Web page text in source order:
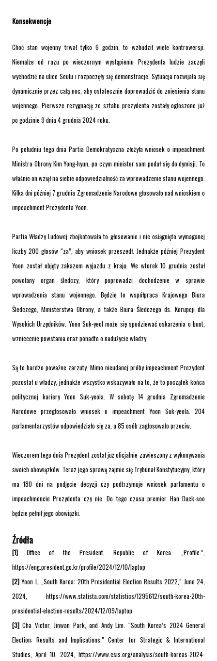
Konsekwencje
Choć stan wojenny trwał tylko 6 godzin, to wzbudził wiele kontrowersji.
Niemalże od razu po wieczornym wystąpieniu Prezydenta ludzie zaczęli
wychodzić na ulice Seulu i rozpoczęły się demonstracje. Sytuacja rozwijała się
dynamicznie przez całą noc, aby ostatecznie doprowadzić do zniesienia stanu
wojennego. Pierwsze rezygnację ze sztabu prezydenta zostały ogłoszone już
po godzinie 9 dnia 4 grudnia 2024 roku.
Po południu tego dnia Partia Demokratyczna złożyła wniosek o impeachment
Ministra ObronyKim Yong-hyun, po czym minister sam podał się do dymisji. To
właśnie on wziął na siebie odpowiedzialność za wprowadzenie stanu wojennego.
Kilka dni później 7 grudnia Zgromadzenie Narodowe głosowało nad wnioskiem o
impeachment Prezydenta Yoon.
Partia Władzy Ludowej zbojkotowała to głosowanie i nie osiągnięto wymaganej
liczby 200 głosów “za”, aby wniosek przeszedł. Jednakże później Prezydent
Yoon został objęty zakazem wyjazdu z kraju. We wtorek 10 grudnia został
powołany organ śledczy, który poprowadzi dochodzenie w sprawie
wprowadzenia stanu wojennego. Będzie to współpraca Krajowego Biura
Śledczego, Ministerstwa Obrony, a także Biura Śledczego ds. Korupcji dla
Wysokich Urzędników. Yoon Suk-yeol może się spodziewać oskarżenia o bunt,
wzniecenie powstania oraz ponadto o nadużycie władzy.
Są to bardzo poważne zarzuty. Mimo nieudanej próby impeachment Prezydent
pozostał u władzy, jednakże wszystko wskazywało na to, że to początek końca
politycznej kariery Yoon Suk-yeola. W sobotę 14 grudnia Zgromadzenie
Narodowe przegłosowało wniosek o impeachment Yoon Suk-yeola. 204
parlamentarzystów odpowiedziało się za, a 85 osób zagłosowało przeciw.
Wieczorem tego dnia Prezydent został już oficjalnie zawieszony z wykonywania
swoich obowiązków. Teraz jego sprawą zajmie się Trybunał Konstytucyjny, który
ma 180 dni na podjęcie decyzji czy podtrzymuje wniosek parlamentu o
impeachmencie Prezydenta czy nie. Do tego czasupremier Han Duck-soo
będzie pełnił jego obowiązki.
Źródła
[1] Office of the President, Republic of Korea. „Profile.”,
https://eng.president.go.kr/profile/2024/12/10/laptop
[2]Yoon L. „South Korea: 20th Presidential Election Results 2022,” June 24,
2024, https://www.statista.com/statistics/1295612/south-korea-20th-
presidential-election-results/2024/12/09/laptop
[3]Cha Victor, Jinwan Park, and Andy Lim. “South Korea’s 2024 General
Election: Results and Implications.” Center for Strategic & International
Studies, April 10, 2024, https://www.csis.org/analysis/south-koreas-2024-